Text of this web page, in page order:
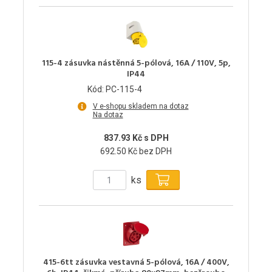
115-4 zásuvka nástěnná 5-pólová, 16A / 110V, 5p,
IP44
Kód: PC-115-4
V e-shopu skladem na dotaz
Na dotaz
837.93 Kč s DPH
692.50 Kč bez DPH
ks
415-6tt zásuvka vestavná 5-pólová, 16A / 400V,